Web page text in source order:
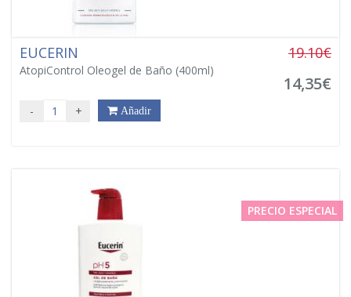
EUCERIN
AtopiControl Oleogel de Baño (400ml)
19.10€
14,35€
- + Añadir
PRECIO ESPECIAL